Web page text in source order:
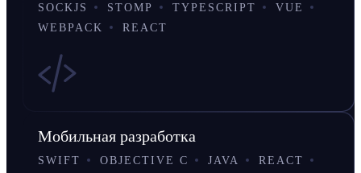
SOCKJS
STOMP TYPESCRIPT
VUE
WEBPACK
REACT
Мобильная разработка
SWIFT OBJECTIVE C JAVA
REACT